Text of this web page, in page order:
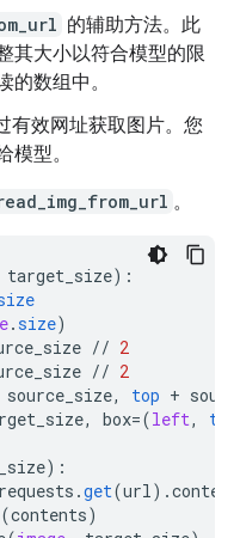
的辅助方法。此
其大小以符合模型的限
的数组中。
有效网址获取图片。您
模型。
。
target_size) :
.size)
// 2
// 2
source_size, top +
, box=(left,
) :
requests .get(url).
(contents)